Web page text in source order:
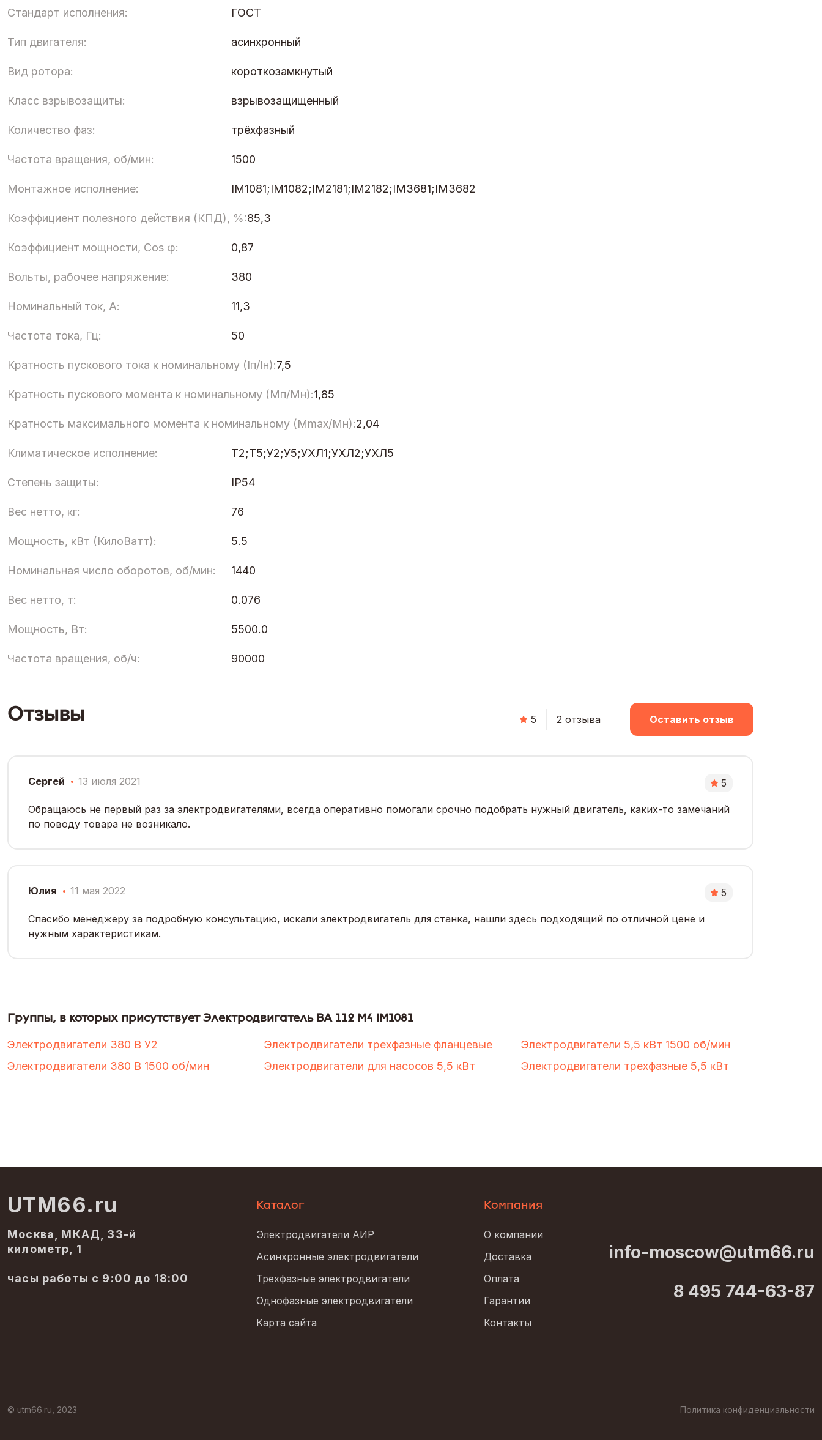
Стандарт исполнения: ГОСТ
Тип двигателя: асинхронный
Вид ротора: короткозамкнутый
Класс взрывозащиты: взрывозащищенный
Количество фаз: трёхфазный
Частота вращения, об/мин: 1500
Монтажное исполнение: IM1081;IM1082;IM2181;IM2182;IM3681;IM3682
Коэффициент полезного действия (КПД), %:85,3
Коэффициент мощности, Cos φ: 0,87
Вольты, рабочее напряжение: 380
Номинальный ток, А: 11,3
Частота тока, Гц: 50
Кратность пускового тока к номинальному (Iп/Iн):7,5
Кратность пускового момента к номинальному (Мп/Мн):1,85
Кратность максимального момента к номинальному (Мmax/Мн):2,04
Климатическое исполнение: Т2;Т5;У2;У5;УХЛ1;УХЛ2;УХЛ5
Степень защиты: IP54
Вес нетто, кг: 76
Мощность, кВт (КилоВатт): 5.5
Номинальная число оборотов, об/мин: 1440
Вес нетто, т: 0.076
Мощность, Вт: 5500.0
Частота вращения, об/ч: 90000
Отзывы 5 2 отзыва Оставить отзыв
Сергей 13 июля 2021 5
Обращаюсь не первый раз за электродвигателями, всегда оперативно помогали срочно подобрать нужный двигатель, каких-то замечаний
по поводу товара не возникало.
Юлия 11 мая 2022 5
Спасибо менеджеру за подробную консультацию, искали электродвигатель для станка, нашли здесь подходящий по отличной цене и
нужным характеристикам.
Группы, в которых присутствует Электродвигатель ВА 112 М4 IM1081
Электродвигатели 380 В У2 Электродвигатели трехфазные фланцевые
Электродвигатели 5,5 кВт 1500 об/мин
Электродвигатели 380 В 1500 об/мин
Электродвигатели для насосов 5,5 кВт Электродвигатели трехфазные 5,5 кВт
UTM66.ru
Москва, МКАД, 33-й
километр, 1
часы работы с 9:00 до 18:00
Каталог
Электродвигатели АИР
Асинхронные электродвигатели
Трехфазные электродвигатели
Однофазные электродвигатели
Карта сайта
Компания
О компании
Доставка
Оплата
Гарантии
Контакты
info-moscow@utm66.ru
8 495 744-63-87
© utm66.ru, 2023 Политика конфиденциальности